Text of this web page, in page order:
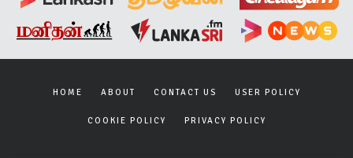
HOME ABOUT CONTACT US USER POLICY
COOKIE POLICY PRIVACY POLICY